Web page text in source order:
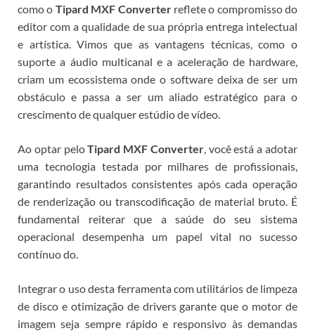
como o Tipard MXF Converterreflete o compromisso do
editor com a qualidade de sua própria entrega intelectual
e artística. Vimos que as vantagens técnicas, como o
suporte a áudio multicanal e a aceleração de hardware,
criam um ecossistema onde o software deixa de ser um
obstáculo e passa a ser um aliado estratégico para o
crescimento de qualquer estúdio de vídeo.
Ao optar peloTipard MXF Converter, você está a adotar
uma tecnologia testada por milhares de profissionais,
garantindo resultados consistentes após cada operação
de renderização ou transcodificação de material bruto. É
fundamental reiterar que a saúde do seu sistema
operacional desempenha um papel vital no sucesso
contínuo do.
Integrar o uso desta ferramenta com utilitários de limpeza
de disco e otimização de drivers garante que o motor de
imagem seja sempre rápido e responsivo às demandas